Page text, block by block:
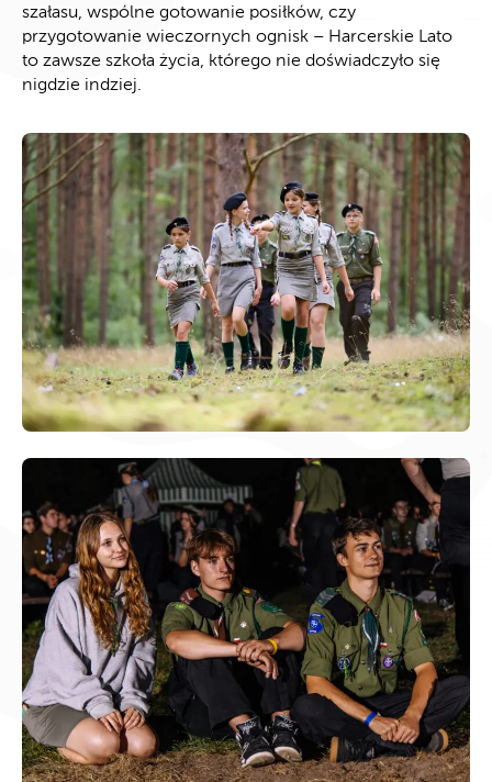
szałasu, wspólne gotowanie posiłków, czy
przygotowanie wieczornych ognisk – Harcerskie Lato
to zawsze szkoła życia, którego nie doświadczyło się
nigdzie indziej.